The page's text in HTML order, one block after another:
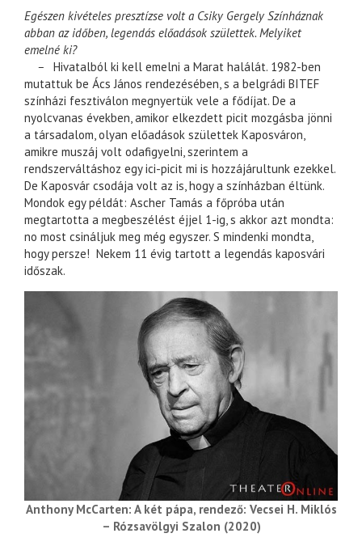
Egészen kivételes presztízse volt a Csiky Gergely Színháznak
abban az időben, legendás előadások születtek. Melyiket
emelné ki?
– Hivatalból ki kell emelni a Marat halálát. 1982-ben
mutattuk be Ács János rendezésében, s a belgrádi BITEF
színházi fesztiválon megnyertük vele a fődíjat. De a
nyolcvanas években, amikor elkezdett picit mozgásba jönni
a társadalom, olyan előadások születtek Kaposváron,
amikre muszáj volt odafigyelni, szerintem a
rendszerváltáshoz egy ici-picit mi is hozzájárultunk ezekkel.
De Kaposvár csodája volt az is, hogy a színházban éltünk.
Mondok egy példát: Ascher Tamás a főpróba után
megtartotta a megbeszélést éjjel 1-ig, s akkor azt mondta:
no most csináljuk meg még egyszer. S mindenki mondta,
hogy persze! Nekem 11 évig tartott a legendás kaposvári
időszak.
Anthony McCarten: A két pápa, rendező: Vecsei H. Miklós
– Rózsavölgyi Szalon (2020)